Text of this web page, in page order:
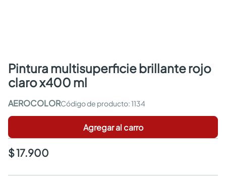
pintura multisuperficie brillante rojo
claro x400 ml
AEROCOLOR :1134
Agregar al carro
$ 17.900